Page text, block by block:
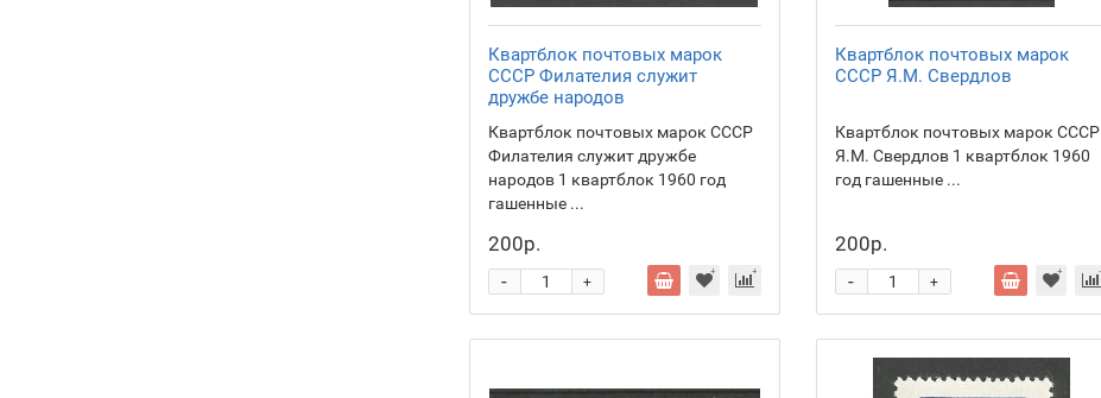
Квартблок почтовых марок
СССР Филателия служит
дружбе народов
Квартблок почтовых марок СССР
Филателия служит дружбе
народов 1 квартблок 1960 год
гашенные ...
200р.
+
-
Квартблок почтовых марок
СССР Я.М. Свердлов
Квартблок почтовых марок СССР
Я.М. Свердлов 1 квартблок 1960
год гашенные ...
200р.
+
-